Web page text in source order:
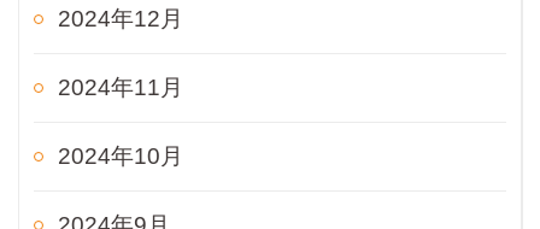
2024年12月
2024年11月
2024年10月